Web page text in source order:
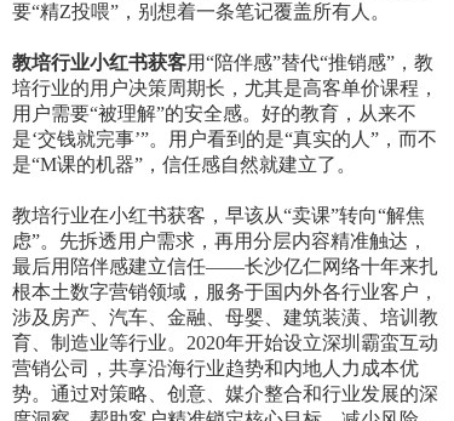
要“精Z投喂”，别想着一条笔记覆盖所有人。
教培行业小红书获客用“陪伴感”替代“推销感”，教
培行业的用户决策周期长，尤其是高客单价课程，
用户需要“被理解”的安全感。好的教育，从来不
是‘交钱就完事’”。用户看到的是“真实的人”，而不
是“M课的机器”，信任感自然就建立了。
教培行业在小红书获客，早该从“卖课”转向“解焦
虑”。先拆透用户需求，再用分层内容精准触达，
最后用陪伴感建立信任——长沙亿仁网络十年来扎
根本土数字营销领域，服务于国内外各行业客户，
涉及房产、汽车、金融、母婴、建筑装潢、培训教
育、制造业等行业。2020年开始设立深圳霸蛮互动
营销公司，共享沿海行业趋势和内地人力成本优
势。通过对策略、创意、媒介整合和行业发展的深